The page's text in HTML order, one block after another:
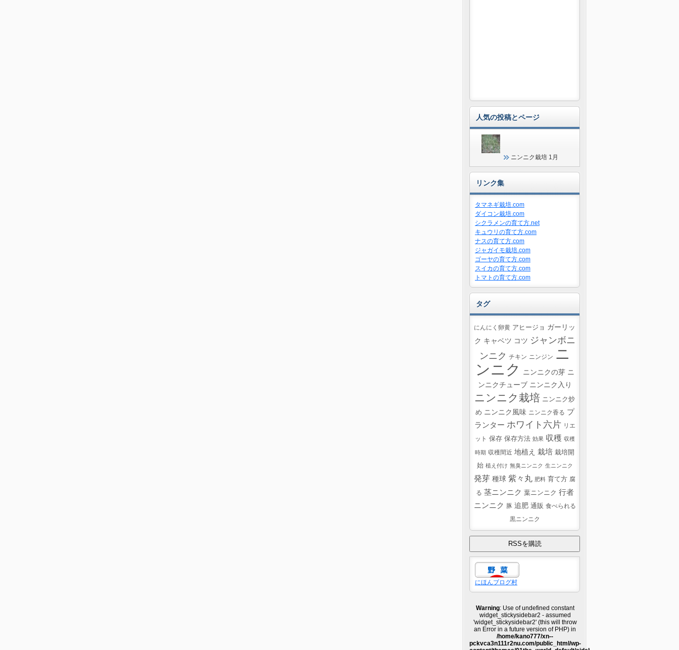
人気の投稿とページ
ニンニク栽培 1月
リンク集
タマネギ栽培.com
ダイコン栽培.com
シクラメンの育て方.net
キュウリの育て方.com
ナスの育て方.com
ジャガイモ栽培.com
ゴーヤの育て方.com
スイカの育て方.com
トマトの育て方.com
タグ
にんにく卵黄 アヒージョ ガーリッ
ク キャベツ コツ ジャンボニ
ンニク チキン ニンジン ニ
ンニク
ニンニクの芽 ニ
ンニクチューブ ニンニク入り
ニンニク栽培 ニンニク炒
め ニンニク風味 ニンニク香る プ
ランター ホワイト六片 リエ
ット 保存 保存方法 効果 収穫 収穫
時期 収穫間近 地植え 栽培 栽培開
始 植え付け 無臭ニンニク 生ニンニク
発芽 種球 紫々丸 肥料 育て方 腐
る 茎ニンニク 葉ニンニク 行者
ニンニク
豚 追肥 通販 食べられる
黒ニンニク
にほんブログ村
Warning: Use of undefined constant
widget_stickysidebar2 - assumed
'widget_stickysidebar2' (this will throw
an Error in a future version of PHP) in
/home/kano777/xn--
pckvca3n111r2nu.com/public_html/wp-